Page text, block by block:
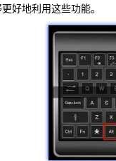
好地利用这些功能。